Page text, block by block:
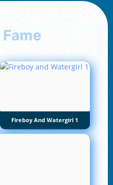
Fame
Fireboy And Watergirl 1